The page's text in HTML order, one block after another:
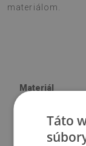
materiálom.
Materiál
Vinyl
Veľkosť
Táto